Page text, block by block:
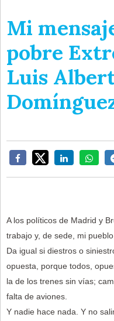
Mi
pobre
Luis
A los políticos de Madrid y
trabajo y, de sede, mi pueblo.
Da igual si diestros o
opuesta, porque todos,
la de los trenes sin vías;
falta de aviones.
Y nadie hace nada. Y no